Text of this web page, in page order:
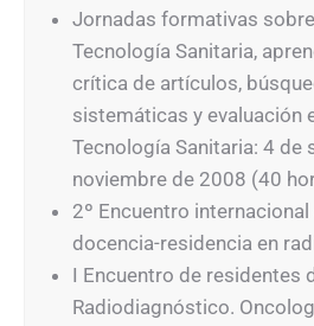
Jornadas formativas
Tecnología Sanitaria,
crítica de artículos,
sistemáticas y evaluación
Tecnología Sanitaria: 4 de
noviembre de 2008 (40
2º Encuentro
docencia-residencia en
I Encuentro de residentes
Radiodiagnóstico.